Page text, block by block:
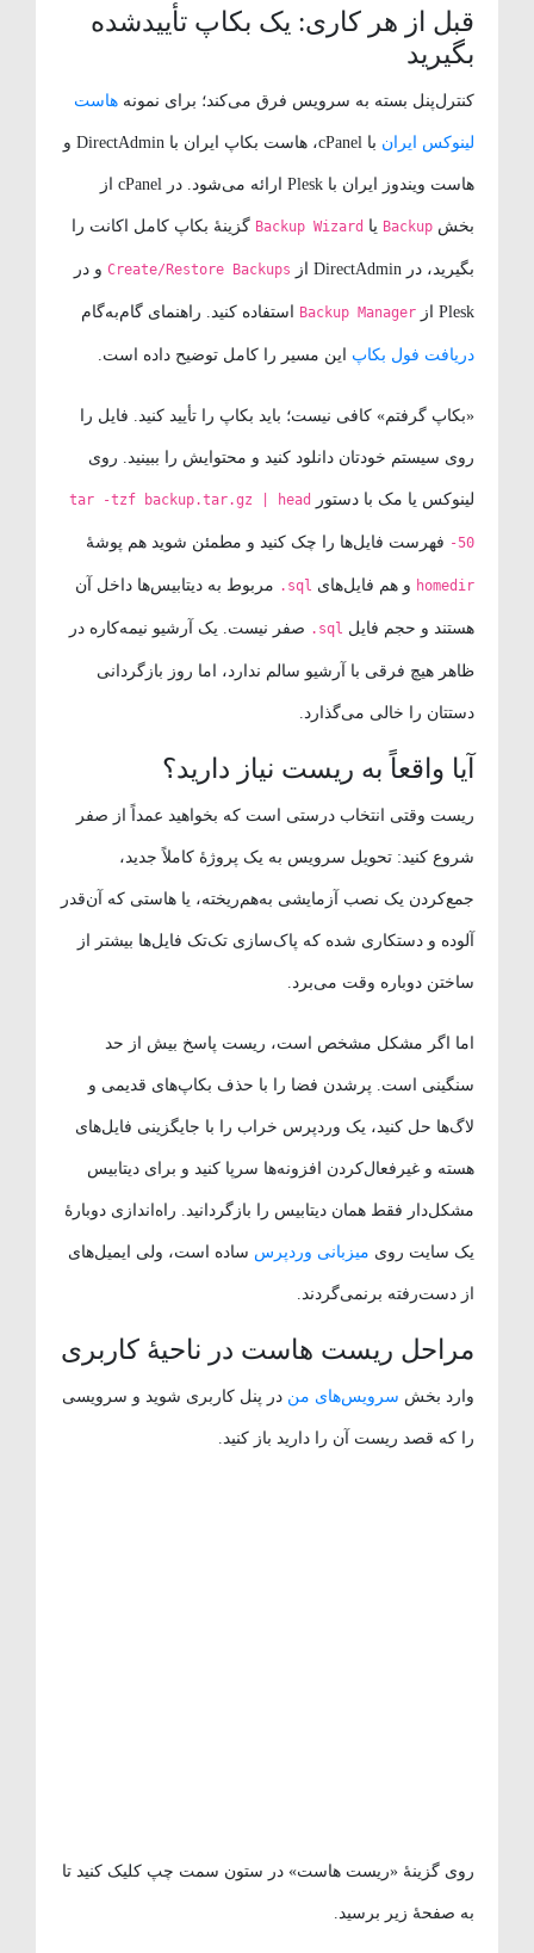
قبل از هر کاری: یک بکاپ تأییدشده
بگیرید
کنترل‌پنل بسته به سرویس فرق می‌کند؛ برای نمونههاست
لینوکس ایران با cPanel، هاست بکاپ ایران با DirectAdmin و
هاست ویندوز ایران با Plesk ارائه می‌شود. در cPanel از
بخشBackupیا Backup Wizardگزینهٔ بکاپ کامل اکانت را
بگیرید، در DirectAdmin از Create/Restore Backupsو در
Plesk از Backup Managerاستفاده کنید. راهنمای گام‌به‌گام
دریافت فول بکاپاین مسیر را کامل توضیح داده است.
«بکاپ گرفتم» کافی نیست؛ باید بکاپ را تأیید کنید. فایل را
روی سیستم خودتان دانلود کنید و محتوایش را ببینید. روی
لینوکس یا مک با دستورtar -tzf backup.tar.gz | head
-50فهرست فایل‌ها را چک کنید و مطمئن شوید هم پوشهٔ
homedirو هم فایل‌های.sqlمربوط به دیتابیس‌ها داخل آن
هستند و حجم فایل.sqlصفر نیست. یک آرشیو نیمه‌کاره در
ظاهر هیچ فرقی با آرشیو سالم ندارد، اما روز بازگردانی
دستتان را خالی می‌گذارد.
آیا واقعاً به ریست نیاز دارید؟
ریست وقتی انتخاب درستی است که بخواهید عمداً از صفر
شروع کنید: تحویل سرویس به یک پروژهٔ کاملاً جدید،
جمع‌کردن یک نصب آزمایشی به‌هم‌ریخته، یا هاستی که آن‌قدر
آلوده و دستکاری شده که پاک‌سازی تک‌تک فایل‌ها بیشتر از
ساختن دوباره وقت می‌برد.
اما اگر مشکل مشخص است، ریست پاسخ بیش از حد
سنگینی است. پرشدن فضا را با حذف بکاپ‌های قدیمی و
لاگ‌ها حل کنید، یک وردپرس خراب را با جایگزینی فایل‌های
هسته و غیرفعال‌کردن افزونه‌ها سرپا کنید و برای دیتابیس
مشکل‌دار فقط همان دیتابیس را بازگردانید. راه‌اندازی دوبارهٔ
یک سایت رویمیزبانی وردپرس ساده است، ولی ایمیل‌های
از دست‌رفته برنمی‌گردند.
مراحل ریست هاست در ناحیهٔ کاربری
وارد بخشسرویس‌های مندر پنل کاربری شوید و سرویسی
را که قصد ریست آن را دارید باز کنید.
روی گزینهٔ «ریست هاست» در ستون سمت چپ کلیک کنید تا
به صفحهٔ زیر برسید.